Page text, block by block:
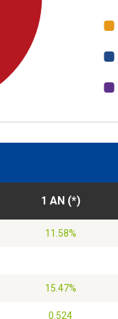
1 AN (*)
11.58%
15.47%
0.524